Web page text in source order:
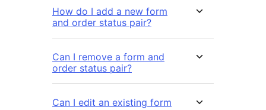
How do I add a new form
and order status pair?
Can I remove a form and
order status pair?
Can I edit an existing form